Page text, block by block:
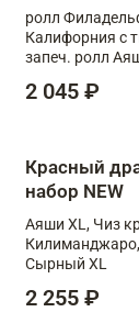
ролл
Калифорния с
запеч. ролл
2 045 ₽
Красный
набор NEW
Аяши XL, Чиз
Сырный XL
2 255 ₽